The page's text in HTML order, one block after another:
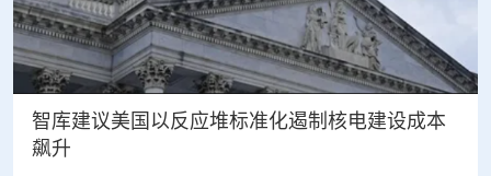
智库建议美国以反应堆标准化遏制核电建设成本
飙升